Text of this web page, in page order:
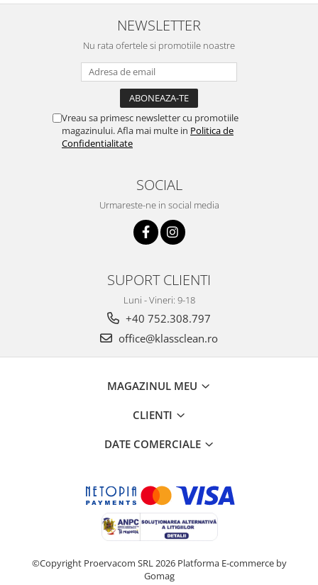
NEWSLETTER
Nu rata ofertele si promotiile noastre
Vreau sa primesc newsletter cu promotiile
magazinului. Afla mai multe in Politica de
Confidentialitate
SOCIAL
Urmareste-ne in social media
SUPORT CLIENTI
Luni - Vineri: 9-18
+40 752.308.797
office@klassclean.ro
MAGAZINUL MEU
CLIENTI
DATE COMERCIALE
©Copyright Proervacom SRL 2026 Platforma E-commerce by
Gomag